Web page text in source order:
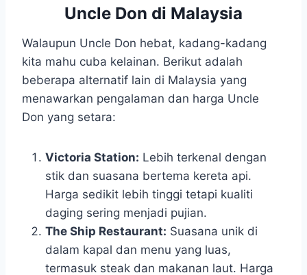
Uncle Don di Malaysia
Walaupun Uncle Don hebat, kadang-kadang
kita mahu cuba kelainan. Berikut adalah
beberapa alternatif lain di Malaysia yang
menawarkan pengalaman dan harga Uncle
Don yang setara:
Victoria Station: Lebih terkenal dengan
stik dan suasana bertema kereta api.
Harga sedikit lebih tinggi tetapi kualiti
daging sering menjadi pujian.
The Ship Restaurant: Suasana unik di
dalam kapal dan menu yang luas,
termasuk steak dan makanan laut. Harga